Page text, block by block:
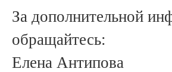
За дополнительной
обращайтесь:
Елена Антипова